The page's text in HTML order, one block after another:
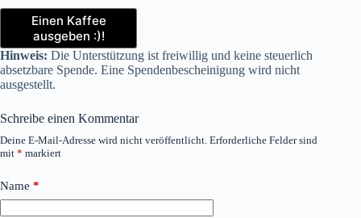
Einen Kaffee
ausgeben :)!
Hinweis: Die Unterstützung ist freiwillig und keine steuerlich
absetzbare Spende. Eine Spendenbescheinigung wird nicht
ausgestellt.
Schreibe einen Kommentar
Deine E-Mail-Adresse wird nicht veröffentlicht. Erforderliche Felder sind
mit * markiert
Name *